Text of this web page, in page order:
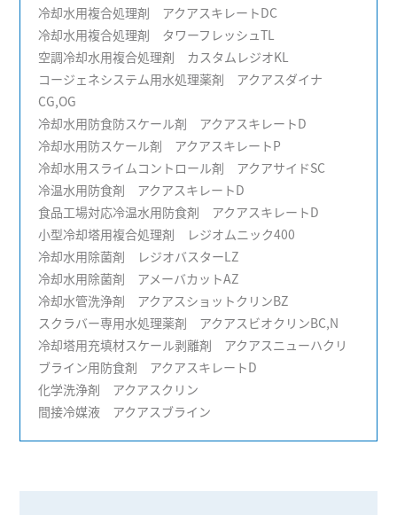
冷却水用複合処理剤 アクアスキレートDC
冷却水用複合処理剤 タワーフレッシュTL
空調冷却水用複合処理剤 カスタムレジオKL
コージェネシステム用水処理薬剤 アクアスダイナ
CG,OG
冷却水用防食防スケール剤 アクアスキレートD
冷却水用防スケール剤 アクアスキレートP
冷却水用スライムコントロール剤 アクアサイドSC
冷温水用防食剤 アクアスキレートD
食品工場対応冷温水用防食剤 アクアスキレートD
小型冷却塔用複合処理剤 レジオムニック400
冷却水用除菌剤 レジオバスターLZ
冷却水用除菌剤 アメーバカットAZ
冷却水管洗浄剤 アクアスショットクリンBZ
スクラバー専用水処理薬剤 アクアスビオクリンBC,N
冷却塔用充填材スケール剥離剤 アクアスニューハクリ
ブライン用防食剤 アクアスキレートD
化学洗浄剤 アクアスクリン
間接冷媒液 アクアスブライン